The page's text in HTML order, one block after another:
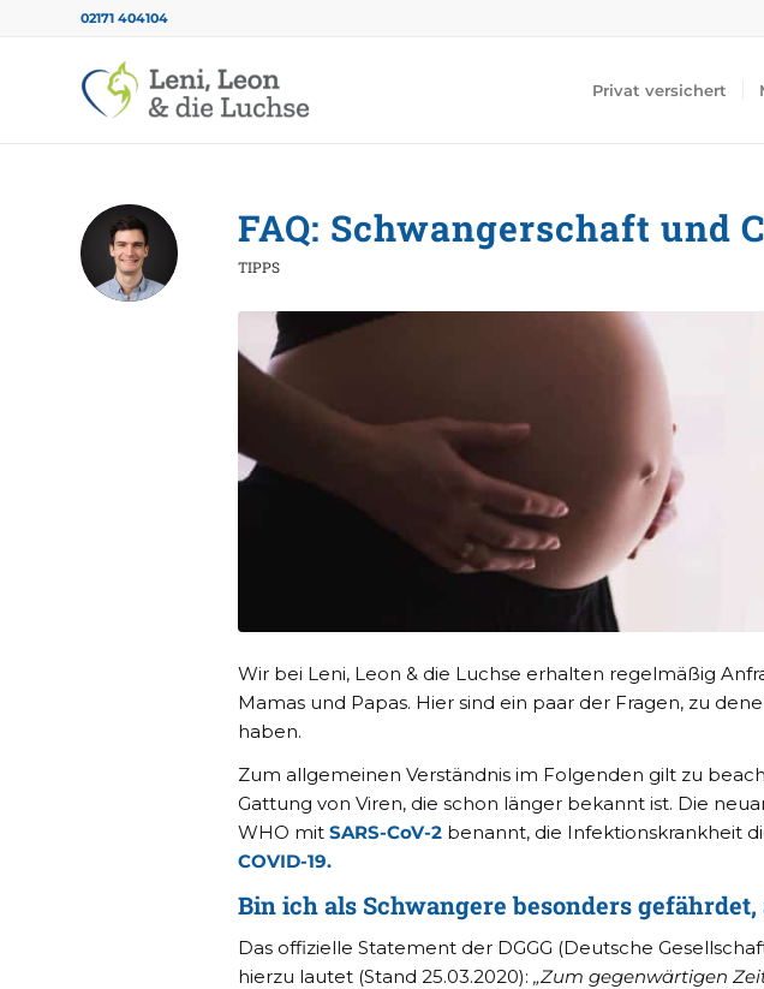
02171 404104
Privat versichert
FAQ: Schwangerschaft und
TIPPS
Wir bei Leni, Leon & die Luchse erhalten regelmäßig
Mamas und Papas. Hier sind ein paar der Fragen, zu
haben.
Zum allgemeinen Verständnis im Folgenden gilt zu
Gattung von Viren, die schon länger bekannt ist. Die
WHO mit SARS-CoV-2 benannt, die Infektionskrankheit
COVID-19.
Bin ich als Schwangere besonders
Das offizielle Statement der DGGG (Deutsche
hierzu lautet (Stand 25.03.2020): „Zum gegenwärtigen